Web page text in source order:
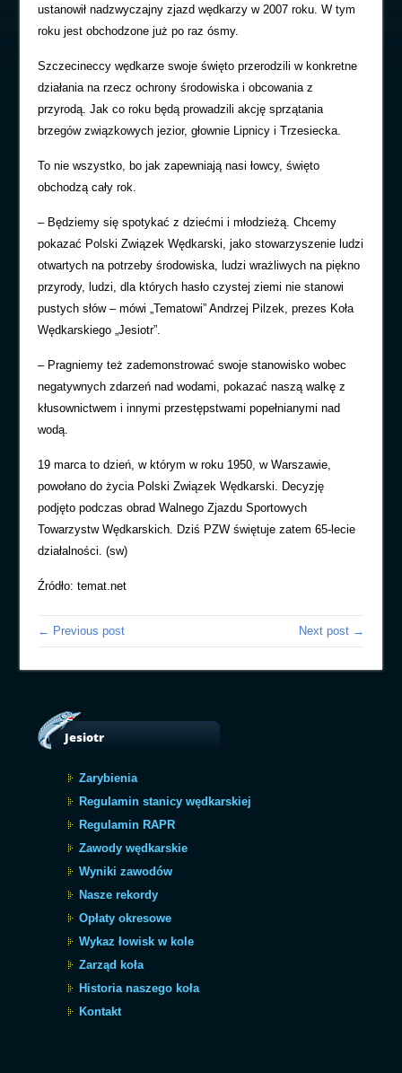
ustanowił nadzwyczajny zjazd wędkarzy w 2007 roku. W tym
roku jest obchodzone już po raz ósmy.
Szczecineccy wędkarze swoje święto przerodzili w konkretne
działania na rzecz ochrony środowiska i obcowania z
przyrodą. Jak co roku będą prowadzili akcję sprzątania
brzegów związkowych jezior, głownie Lipnicy i Trzesiecka.
To nie wszystko, bo jak zapewniają nasi łowcy, święto
obchodzą cały rok.
– Będziemy się spotykać z dziećmi i młodzieżą. Chcemy
pokazać Polski Związek Wędkarski, jako stowarzyszenie ludzi
otwartych na potrzeby środowiska, ludzi wrażliwych na piękno
przyrody, ludzi, dla których hasło czystej ziemi nie stanowi
pustych słów – mówi „Tematowi” Andrzej Pilzek, prezes Koła
Wędkarskiego „Jesiotr”.
– Pragniemy też zademonstrować swojestanowisko wobec
negatywnych zdarzeń nad wodami, pokazać nasząwalkę z
kłusownictwem i innymi przestępstwami popełnianymi nad
wodą.
19 marca to dzień, w którym w roku 1950, w Warszawie,
powołano do życia Polski Związek Wędkarski. Decyzję
podjęto podczas obrad Walnego Zjazdu Sportowych
Towarzystw Wędkarskich. Dziś PZW świętuje zatem 65-lecie
działalności. (sw)
Źródło: temat.net
← Previous post Next post →
Jesiotr
Zarybienia
Regulamin stanicy wędkarskiej
Regulamin RAPR
Zawody wędkarskie
Wyniki zawodów
Nasze rekordy
Opłaty okresowe
Wykaz łowisk w kole
Zarząd koła
Historia naszego koła
Kontakt